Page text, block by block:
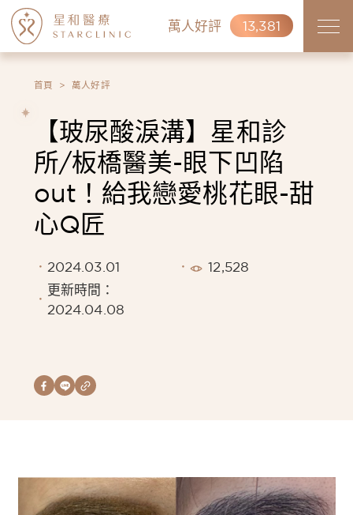
萬人好評 13,381
首頁 萬人好評
【玻尿酸淚溝】星和診
所/板橋醫美-眼下凹陷
out！給我戀愛桃花眼-甜
心Q匠
2024.03.01
12,528
更新時間：
2024.04.08